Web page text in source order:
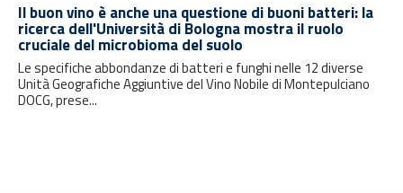
Il buon vino è anche una questione di buoni batteri: la
ricerca dell'Università di Bologna mostra il ruolo
cruciale del microbioma del suolo
Le specifiche abbondanze di batteri e funghi nelle 12 diverse
Unità Geografiche Aggiuntive del Vino Nobile di Montepulciano
DOCG, prese...